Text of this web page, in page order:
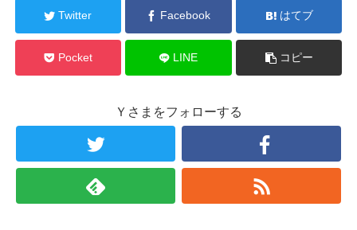
Twitter Facebook はてブ
Pocket LINE コピー
Ｙさまをフォローする